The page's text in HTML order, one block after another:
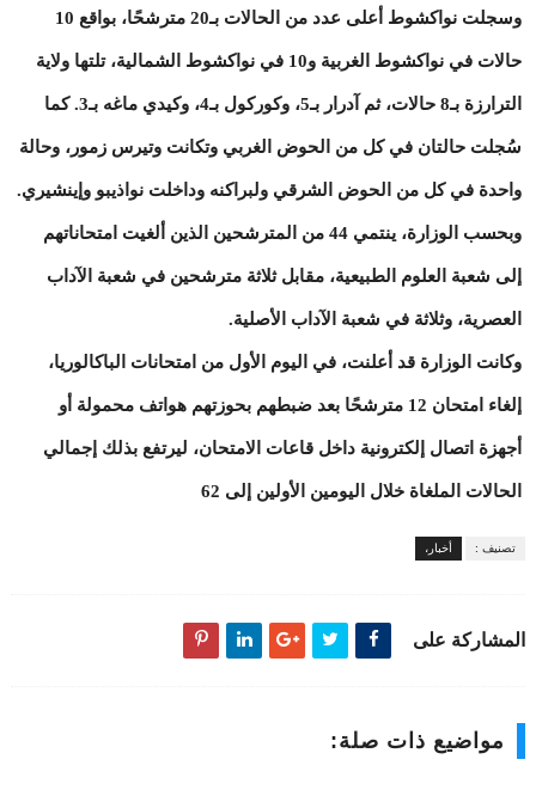
وسجلت نواكشوط أعلى عدد من الحالات بـ20 مترشحًا، بواقع 10
حالات في نواكشوط الغربية و10 في نواكشوط الشمالية، تلتها ولاية
الترارزة بـ8 حالات، ثم آدرار بـ5، وكوركول بـ4، وكيدي ماغه بـ3. كما
سُجلت حالتان في كل من الحوض الغربي وتكانت وتيرس زمور، وحالة
واحدة في كل من الحوض الشرقي ولبراكنه وداخلت نواذيبو وإينشيري.
وبحسب الوزارة، ينتمي 44 من المترشحين الذين ألغيت امتحاناتهم
إلى شعبة العلوم الطبيعية، مقابل ثلاثة مترشحين في شعبة الآداب
العصرية، وثلاثة في شعبة الآداب الأصلية.
وكانت الوزارة قد أعلنت، في اليوم الأول من امتحانات الباكالوريا،
إلغاء امتحان 12 مترشحًا بعد ضبطهم بحوزتهم هواتف محمولة أو
أجهزة اتصال إلكترونية داخل قاعات الامتحان، ليرتفع بذلك إجمالي
الحالات الملغاة خلال اليومين الأولين إلى 62
تصنيف : أخبار،
المشاركة على
مواضيع ذات صلة: